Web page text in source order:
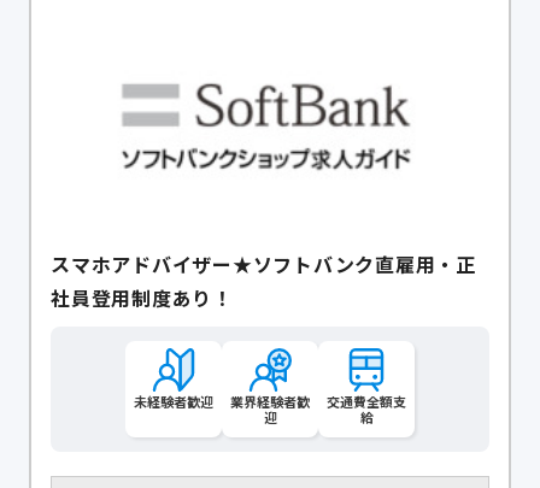
スマホアドバイザー★ソフトバンク直雇用・正
社員登用制度あり！
未経験者歓迎
業界経験者歓
迎
交通費全額支
給